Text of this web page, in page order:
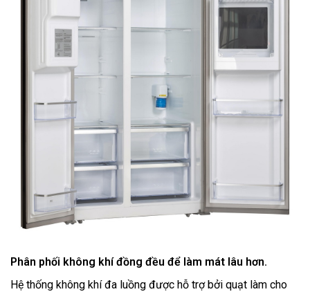
Phân phối không khí đồng đều để làm mát lâu hơn.
Hệ thống không khí đa luồng được hỗ trợ bởi quạt làm cho